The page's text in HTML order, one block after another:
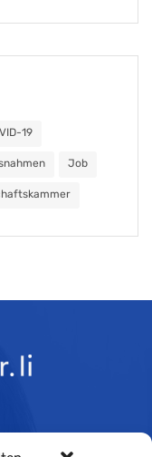
19
Job